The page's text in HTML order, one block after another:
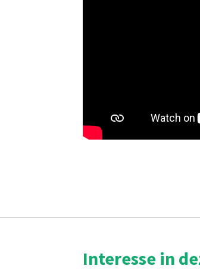
Interesse in